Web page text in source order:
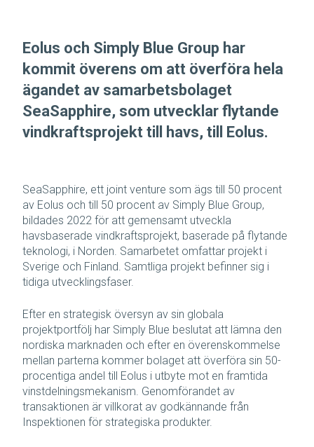
Eolus och Simply Blue Group har
kommit överens om att överföra hela
ägandet av samarbetsbolaget
SeaSapphire, som utvecklar flytande
vindkraftsprojekt till havs, till Eolus.
SeaSapphire, ett joint venture som ägs till 50 procent
av Eolus och till 50 procent av Simply Blue Group,
bildades 2022 för att gemensamt utveckla
havsbaserade vindkraftsprojekt, baserade på flytande
teknologi, i Norden. Samarbetet omfattar projekt i
Sverige och Finland. Samtliga projekt befinner sig i
tidiga utvecklingsfaser.
Efter en strategisk översyn av sin globala
projektportfölj har Simply Blue beslutat att lämna den
nordiska marknaden och efter en överenskommelse
mellan parterna kommer bolaget att överföra sin 50-
procentiga andel till Eolus i utbyte mot en framtida
vinstdelningsmekanism. Genomförandet av
transaktionen är villkorat av godkännande från
Inspektionen för strategiska produkter.